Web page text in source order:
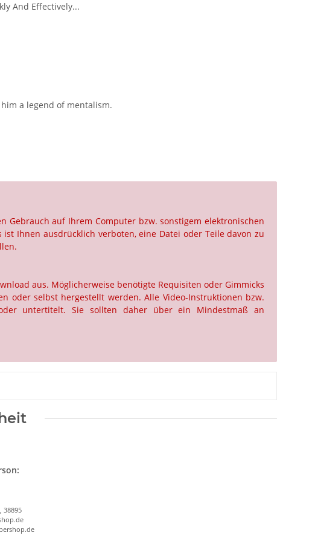
And Effectively...
a legend of mentalism.
Gebrauch auf Ihrem Computer bzw. sonstigem elektronischen
Ihnen ausdrücklich verboten, eine Datei oder Teile davon zu
aus. Möglicherweise benötigte Requisiten oder Gimmicks
oder selbst hergestellt werden. Alle Video-Instruktionen bzw.
untertitelt. Sie sollten daher über ein Mindestmaß an
38895